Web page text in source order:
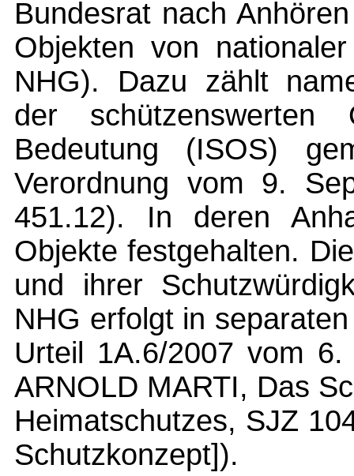
Bundesrat nach
Objekten von
NHG). Dazu zählt
der schützenswerten
Bedeutung (ISOS)
Verordnung vom 9.
451.12). In deren
Objekte festgehalten.
und ihrer
NHG erfolgt in
Urteil 1A.6/2007 vom
ARNOLD MARTI, Das
Heimatschutzes, SJZ
Schutzkonzept]).